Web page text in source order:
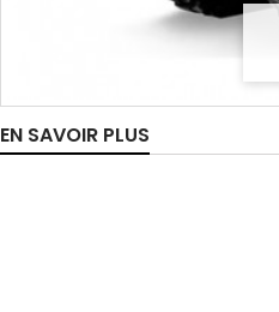
EN SAVOIR PLUS